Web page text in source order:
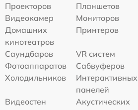
Проекторов
Планшетов
Видеокамер
Мониторов
Домашних
кинотеатров
Принтеров
Саундбаров
VR систем
Фотоаппаратов
Сабвуферов
Холодильников
Интерактивных
панелей
Видеостен
Акустических